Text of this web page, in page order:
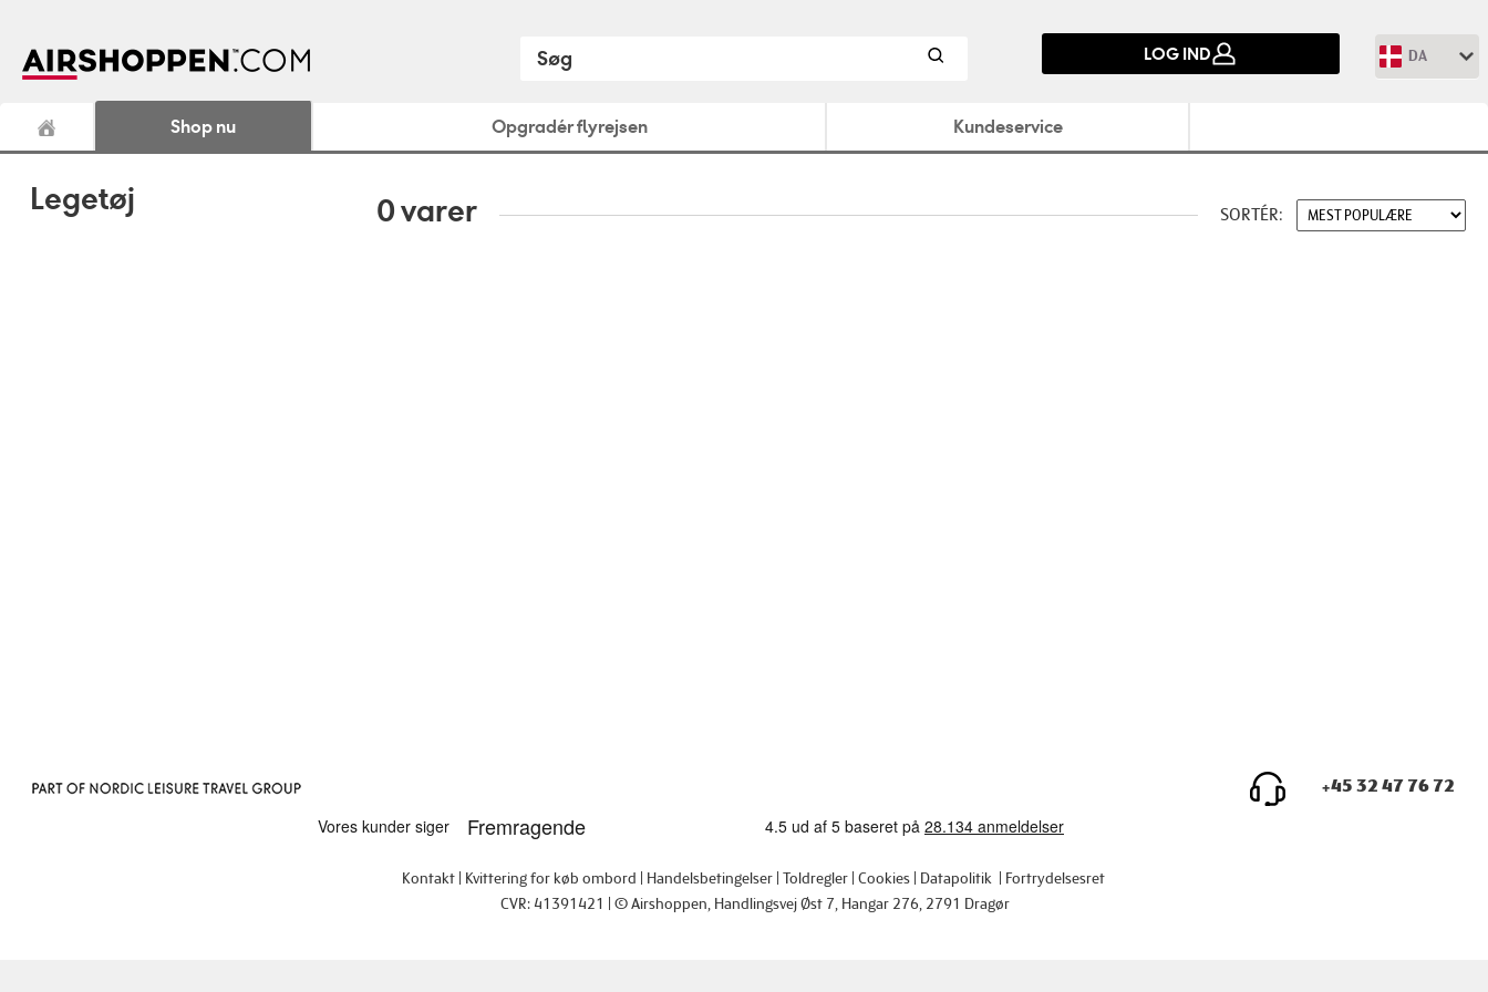
LOG IND DA
Shop nu Opgradér flyrejsen Kundeservice
Legetøj 0varer SORTÉR:
+45 32 47 76 72
Kontakt Kvittering for køb ombord Handelsbetingelser Toldregler Cookies Datapolitik
Fortrydelsesret
CVR: 41391421
© Airshoppen , Handlingsvej Øst 7, Hangar 276, 2791 Dragør